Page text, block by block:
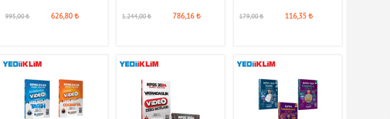
995,00₺ 626,80₺ 1.244,00₺ 786,16 ₺ 179,00₺ 116,35₺